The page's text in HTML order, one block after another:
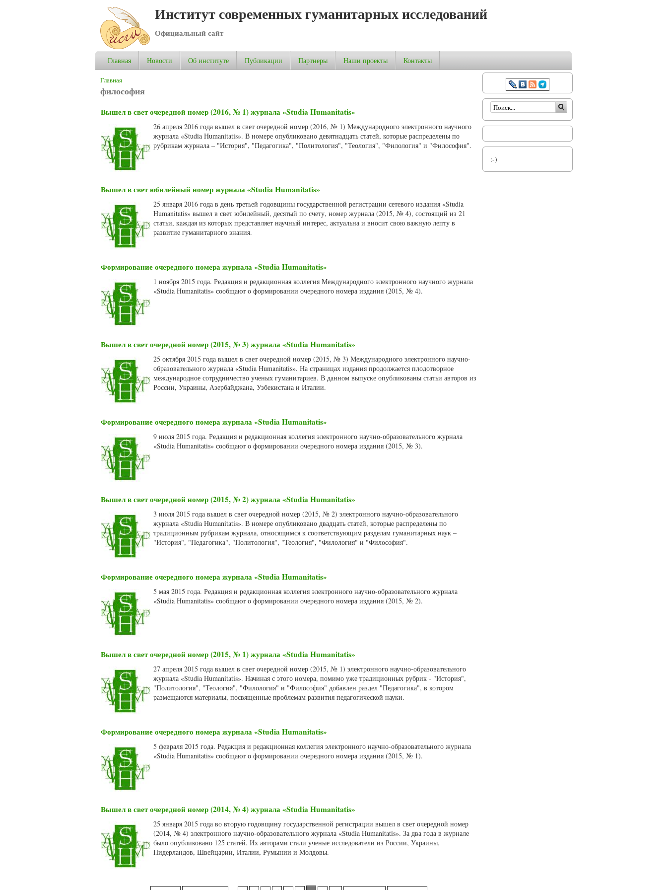
Институт современных гуманитарных исследований
Официальный сайт
Главная Новости Об институте Публикации Партнеры Наши проекты Контакты
Вы здесь
Главная
философия
Вышел в свет очередной номер (2016, № 1) журнала «Studia Humanitatis»
26 апреля 2016 года вышел в свет очередной номер (2016, № 1) Международного электронного научного
журнала «Studia Humanitatis». В номере опубликовано девятнадцать статей, которые распределены по
рубрикам журнала – "История", "Педагогика", "Политология", "Теология", "Филология" и "Философия".
Вышел в свет юбилейный номер журнала «Studia Humanitatis»
25 января 2016 года в день третьей годовщины государственной регистрации сетевого издания «Studia
Humanitatis» вышел в свет юбилейный, десятый по счету, номер журнала (2015, № 4), состоящий из 21
статьи, каждая из которых представляет научный интерес, актуальна и вносит свою важную лепту в
развитие гуманитарного знания.
Формирование очередного номера журнала «Studia Humanitatis»
1 ноября 2015 года. Редакция и редакционная коллегия Международного электронного научного журнала
«Studia Humanitatis» сообщают о формировании очередного номера издания (2015, № 4).
Вышел в свет очередной номер (2015, № 3) журнала «Studia Humanitatis»
25 октября 2015 года вышел в свет очередной номер (2015, № 3) Международного электронного научно-
образовательного журнала «Studia Humanitatis». На страницах издания продолжается плодотворное
международное сотрудничество ученых гуманитариев. В данном выпуске опубликованы статьи авторов из
России, Украины, Азербайджана, Узбекистана и Италии.
Формирование очередного номера журнала «Studia Humanitatis»
9 июля 2015 года. Редакция и редакционная коллегия электронного научно-образовательного журнала
«Studia Humanitatis» сообщают о формировании очередного номера издания (2015, № 3).
Вышел в свет очередной номер (2015, № 2) журнала «Studia Humanitatis»
3 июля 2015 года вышел в свет очередной номер (2015, № 2) электронного научно-образовательного
журнала «Studia Humanitatis». В номере опубликовано двадцать статей, которые распределены по
традиционным рубрикам журнала, относящимся к соответствующим разделам гуманитарных наук –
"История", "Педагогика", "Политология", "Теология", "Филология" и "Философия".
Формирование очередного номера журнала «Studia Humanitatis»
5 мая 2015 года. Редакция и редакционная коллегия электронного научно-образовательного журнала
«Studia Humanitatis» сообщают о формировании очередного номера издания (2015, № 2).
Вышел в свет очередной номер (2015, № 1) журнала «Studia Humanitatis»
27 апреля 2015 года вышел в свет очередной номер (2015, № 1) электронного научно-образовательного
журнала «Studia Humanitatis». Начиная с этого номера, помимо уже традиционных рубрик - "История",
"Политология", "Теология", "Филология" и "Философия" добавлен раздел "Педагогика", в котором
размещаются материалы, посвященные проблемам развития педагогической науки.
Формирование очередного номера журнала «Studia Humanitatis»
5 февраля 2015 года. Редакция и редакционная коллегия электронного научно-образовательного журнала
«Studia Humanitatis» сообщают о формировании очередного номера издания (2015, № 1).
Вышел в свет очередной номер (2014, № 4) журнала «Studia Humanitatis»
25 января 2015 года во вторую годовщину государственной регистрации вышел в свет очередной номер
(2014, № 4) электронного научно-образовательного журнала «Studia Humanitatis». За два года в журнале
было опубликовано 125 статей. Их авторами стали ученые исследователи из России, Украины,
Нидерландов, Швейцарии, Италии, Румынии и Молдовы.
Форма поиска
:-)